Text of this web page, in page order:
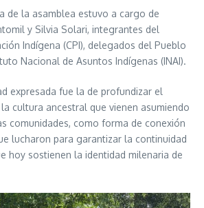
de la asamblea estuvo a cargo de
y Silvia Solari, integrantes del
Indígena (CPI), delegados del Pueblo
Nacional de Asuntos Indígenas (INAI).
expresada fue la de profundizar el
cultura ancestral que vienen asumiendo
comunidades, como forma de conexión
lucharon para garantizar la continuidad
hoy sostienen la identidad milenaria de